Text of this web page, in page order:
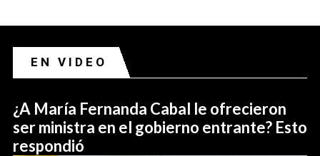
EN VIDEO
¿A María Fernanda Cabal le ofrecieron
ser ministra en el gobierno entrante? Esto
respondió